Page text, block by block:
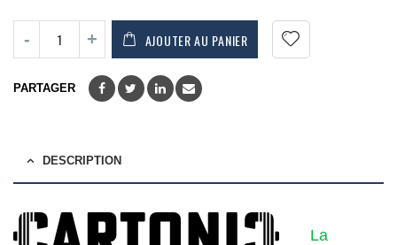
AJOUTER AU PANIER
PARTAGER
DESCRIPTION
La